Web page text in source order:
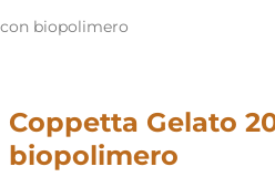
biopolimero
Coppetta Gelato
biopolimero